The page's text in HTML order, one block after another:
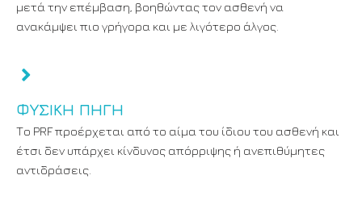
μετά την επέμβαση, βοηθώντας τον ασθενή να
ανακάμψει πιο γρήγορα και με λιγότερο άλγος.
ΦΥΣΙΚΉ ΠΗΓΉ
Το PRF προέρχεται από το αίμα του ίδιου του ασθενή και
έτσι δεν υπάρχει κίνδυνος απόρριψης ή ανεπιθύμητες
αντιδράσεις.